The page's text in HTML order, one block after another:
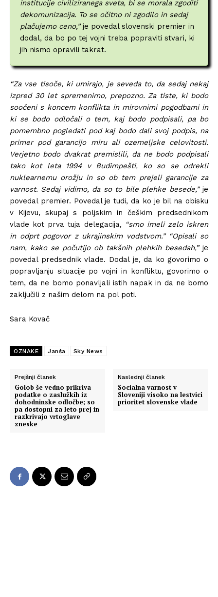
institucije civiliziranega sveta, bi se morala zgoditi
dekomunizacija. To se očitno ni zgodilo in sedaj
plačujemo ceno,”je povedal slovenski premier in
dodal, da bo po tej vojni treba popraviti stvari, ki
jih nismo opravili takrat.
“Za vse tisoče, ki umirajo, je seveda to, da sedaj nekaj
izpred 30 let spremenimo, prepozno. Za tiste, ki bodo
soočeni s koncem konflikta in mirovnimi pogodbami in
ki se bodo odločali o tem, kaj bodo podpisali, pa bo
pomembno pogledati pod kaj bodo dali svoj podpis, na
primer pod garancijo miru ali ozemeljske celovitosti.
Verjetno bodo dvakrat premislili, da ne bodo podpisali
tako kot leta 1994 v Budimpešti, ko so se odrekli
nuklearnemu orožju in so ob tem prejeli garancije za
varnost. Sedaj vidimo, da so to bile plehke besede,”je
povedal premier. Povedal je tudi, da ko je bil na obisku
v Kijevu, skupaj s poljskim in češkim predsednikom
vlade kot prva tuja delegacija, “smo imeli zelo iskren
in odprt pogovor z ukrajinskim vodstvom.” “Opisali so
nam, kako se počutijo ob takšnih plehkih besedah,”je
povedal predsednik vlade. Dodal je, da ko govorimo o
popravljanju situacije po vojni in konfliktu, govorimo o
tem, da ne bomo ponavljali istih napak in da ne bomo
zaključili z našim delom na pol poti.
Sara Kovač
OZNAKE Janša Sky News
Prejšnji članek
Golob še vedno prikriva
podatke o zaslužkih iz
dohodninske odločbe; so
pa dostopni za leto prej in
razkrivajo vrtoglave
zneske
Naslednji članek
Socialna varnost v
Sloveniji visoko na lestvici
prioritet slovenske vlade